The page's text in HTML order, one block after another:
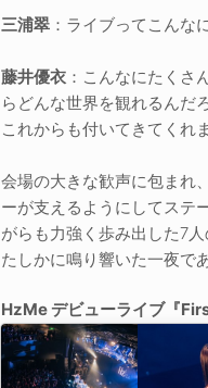
三浦翠 ：ライブってこんな
藤井優衣 ：こんなにたくさ
らどんな世界を観れるんだ
これからも付いてきてくれ
会場の大きな歓声に包まれ
ーが支えるようにしてステ
がらも力強く歩み出した7
たしかに鳴り響いた一夜で
HzMe デビューライブ『